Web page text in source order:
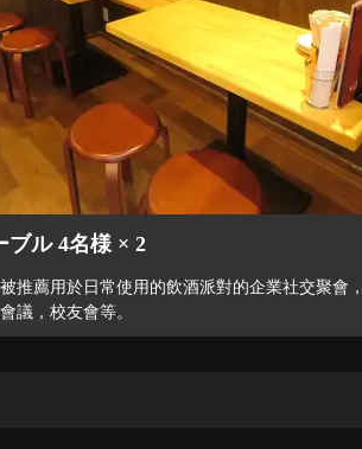
ブル 4名様 × 2
推薦用於日常使用的飲酒派對的企業社交聚會，
議，校友會等。